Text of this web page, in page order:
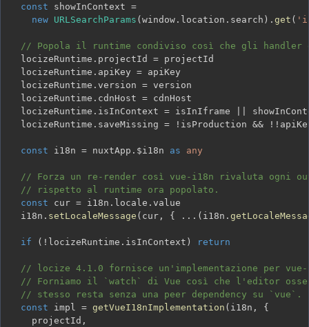
const showInContext =
new URLSearchParams ( window . location . search ) . get (
// Popola il runtime condiviso così che gli handler
  locizeRuntime
. projectId =
  locizeRuntime
. apiKey =
  locizeRuntime
. version =
  locizeRuntime
. cdnHost =
  locizeRuntime
. isInContext = isInIframe
  locizeRuntime
. saveMissing = ! isProduction && ! !
const i18n = nuxtApp . $i18n as any
// Forza un re-render così vue-i18n rivaluta ogni
// rispetto al runtime ora popolato.
const cur = i18n . locale .
  i18n
. setLocaleMessage ( cur , { ... ( i18n .
if ( ! locizeRuntime . isInContext ) return
// locize 4.1.0 fornisce un'implementazione per
// Forniamo il `watch` di Vue così che l'editor
// stesso resta senza una peer dependency su `vue`.
const impl = getVueI18nImplementation ( i18n ,
{
    projectId
,